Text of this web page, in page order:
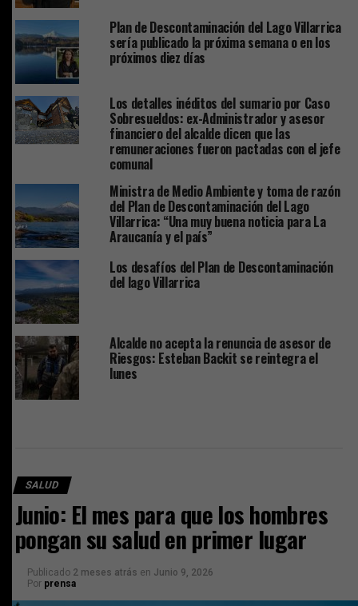
Plan de Descontaminación del Lago Villarrica
sería publicado la próxima semana o en los
próximos diez días
Los detalles inéditos del sumario por Caso
Sobresueldos: ex-Administrador y asesor
financiero del alcalde dicen que las
remuneraciones fueron pactadas con el jefe
comunal
Ministra de Medio Ambiente y toma de razón
del Plan de Descontaminación del Lago
Villarrica: “Una muy buena noticia para La
Araucanía y el país”
Los desafíos del Plan de Descontaminación
del lago Villarrica
Alcalde no acepta la renuncia de asesor de
Riesgos: Esteban Backit se reintegra el
lunes
SALUD
Junio: El mes para que los hombres
pongan su salud en primer lugar
Publicado 2 meses atrás en Junio 9, 2026
Por prensa